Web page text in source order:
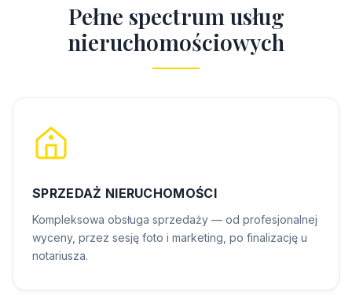
Pełne spectrum usług
nieruchomościowych
SPRZEDAŻ NIERUCHOMOŚCI
Kompleksowa obsługa sprzedaży — od profesjonalnej
wyceny, przez sesję foto i marketing, po finalizację u
notariusza.